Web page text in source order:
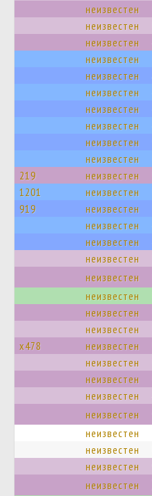
неизвестен
неизвестен
неизвестен
неизвестен
неизвестен
неизвестен
неизвестен
неизвестен
неизвестен
неизвестен
219 неизвестен
1201 неизвестен
919 неизвестен
неизвестен
неизвестен
неизвестен
неизвестен
неизвестен
неизвестен
неизвестен
х478 неизвестен
неизвестен
неизвестен
неизвестен
неизвестен
неизвестен
неизвестен
неизвестен
неизвестен